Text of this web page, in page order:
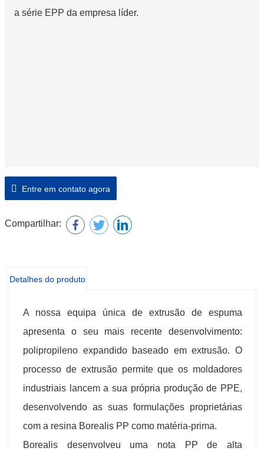
a série EPP da empresa líder.
Entre em contato agora
Compartilhar:
Detalhes do produto
A nossa equipa única de extrusão de espuma
apresenta o seu mais recente desenvolvimento:
polipropileno expandido baseado em extrusão. O
processo de extrusão permite que os moldadores
industriais lancem a sua própria produção de PPE,
desenvolvendo as suas formulações proprietárias
com a resina Borealis PP como matéria-prima.
Borealis desenvolveu uma nota PP de alta